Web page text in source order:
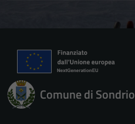
Comune di Sondrio